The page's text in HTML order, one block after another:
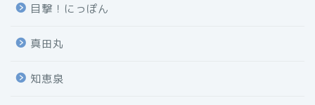
目撃！にっぽん
真田丸
知恵泉